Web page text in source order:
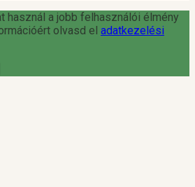
használ a jobb felhasználói élmény
olvasd el adatkezelési